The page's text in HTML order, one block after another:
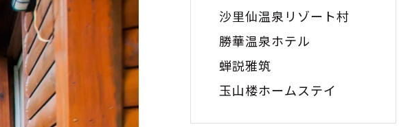
沙里仙温泉リゾート村
勝華温泉ホテル
蝉説雅筑
玉山楼ホームステイ